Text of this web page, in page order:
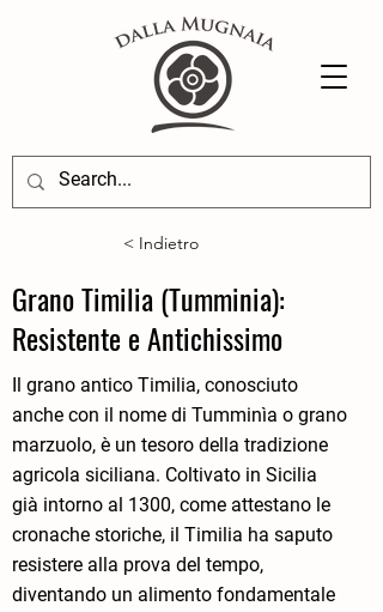
< Indietro
Grano Timilia (Tumminia):
Resistente e Antichissimo
Il grano antico Timilia, conosciuto
anche con il nome di Tumminìa o grano
marzuolo, è un tesoro della tradizione
agricola siciliana. Coltivato in Sicilia
già intorno al 1300, come attestano le
cronache storiche, il Timilia ha saputo
resistere alla prova del tempo,
diventando un alimento fondamentale